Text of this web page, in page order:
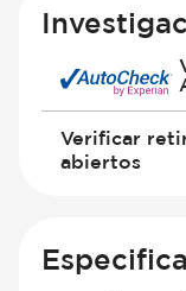
Verificar
abiertos